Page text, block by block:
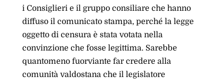
i Consiglieri e il gruppo consiliare che hanno
diffuso il comunicato stampa, perché la legge
oggetto di censura è stata votata nella
convinzione che fosse legittima. Sarebbe
quantomeno fuorviante far credere alla
comunità valdostana che il legislatore